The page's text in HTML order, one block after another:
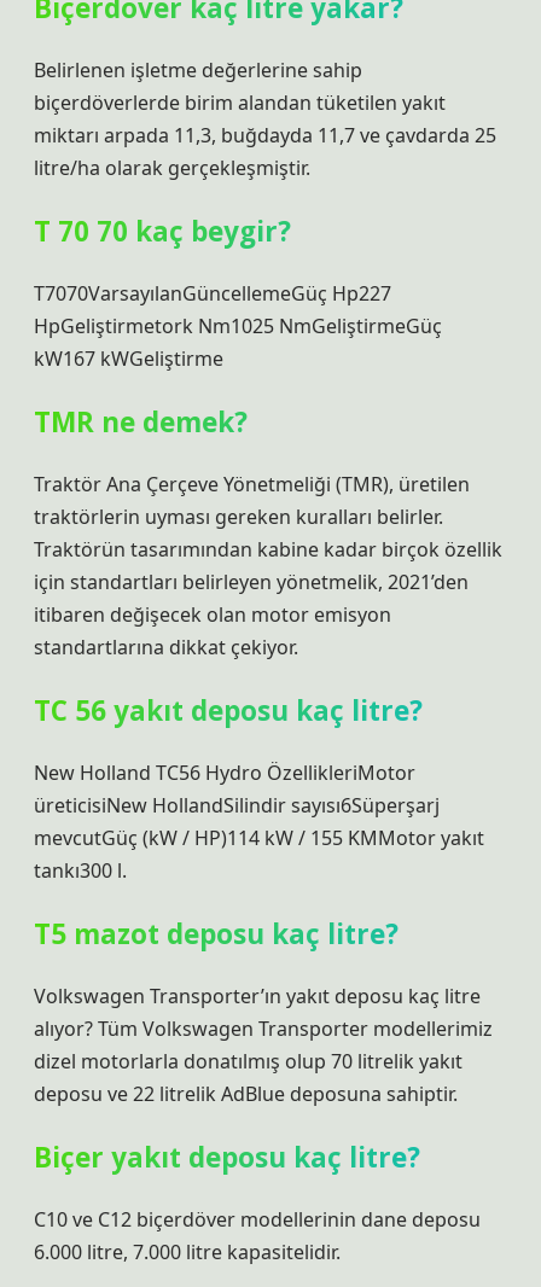
Biçerdöver kaç litre yakar?
Belirlenen işletme değerlerine sahip
biçerdöverlerde birim alandan tüketilen yakıt
miktarı arpada 11,3, buğdayda 11,7 ve çavdarda 25
litre/ha olarak gerçekleşmiştir.
T 70 70 kaç beygir?
T7070VarsayılanGüncellemeGüç Hp227
HpGeliştirmetork Nm1025 NmGeliştirmeGüç
kW167 kWGeliştirme
TMR ne demek?
Traktör Ana Çerçeve Yönetmeliği (TMR), üretilen
traktörlerin uyması gereken kuralları belirler.
Traktörün tasarımından kabine kadar birçok özellik
için standartları belirleyen yönetmelik, 2021’den
itibaren değişecek olan motor emisyon
standartlarına dikkat çekiyor.
TC 56 yakıt deposu kaç litre?
New Holland TC56 Hydro ÖzellikleriMotor
üreticisiNew HollandSilindir sayısı6Süperşarj
mevcutGüç (kW / HP)114 kW / 155 KMMotor yakıt
tankı300 l.
T5 mazot deposu kaç litre?
Volkswagen Transporter’ın yakıt deposu kaç litre
alıyor? Tüm Volkswagen Transporter modellerimiz
dizel motorlarla donatılmış olup 70 litrelik yakıt
deposu ve 22 litrelik AdBlue deposuna sahiptir.
Biçer yakıt deposu kaç litre?
C10 ve C12 biçerdöver modellerinin dane deposu
6.000 litre, 7.000 litre kapasitelidir.